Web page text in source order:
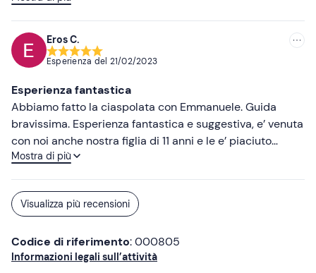
interessanti spiegazioni sulla morfologia del territorio e
su come affrontare i sentieri in sicurezza. L'unico
appunto che posso fare è la mancata fornitura delle
racchette che sarebbero state un bell'aiuto durante la
lunga camminata. E anche il rifugio chiuso di martedì
dove dovevamo fare l'aperitivo, pazienza. Ma è stata una
bellissima esperienza che consiglio a tutti.
Eros C.
Esperienza del 21/02/2023
Esperienza fantastica
Abbiamo fatto la ciaspolata con Emmanuele. Guida
bravissima. Esperienza fantastica e suggestiva, e’ venuta
con noi anche nostra figlia di 11 anni e le e’ piaciuto
tantissimo. Ottimo modo per godere la montagna da un
Mostra di più
Visualizza più recensioni
Codice di riferimento: 000805
Informazioni legali sull’attività